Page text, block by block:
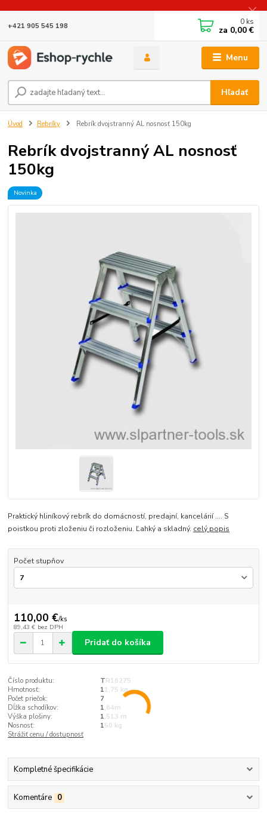
Menu
Hľadať
+421 905 545 198 0 ks
za 0,00 €
Úvod Rebríky Rebrík dvojstranný AL nosnosť 150kg
Rebrík dvojstranný AL nosnosť
150kg
Novinka
Praktický hliníkový rebrík do domácností, predajní, kancelárií .... S
poistkou proti zloženiu či rozloženiu. Ľahký a skladný. celý popis
Počet stupňov
110,00 €/ks
89,43 € bez DPH
Pridať do košíka
Číslo produktu:
TR16275
Hmotnosť:
11,75 kg
Počet priečok:
7
Dĺžka schodíkov:
1,64m
Výška plošiny:
1,513 m
Nosnosť:
150 kg
Strážiť cenu / dostupnosť
Kompletné špecifikácie
Komentáre 0